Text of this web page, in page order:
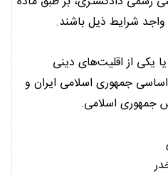
یکی از اقلیت‌های دینی
جمهوری اسلامی ایران و
جمهوری اسلامی.